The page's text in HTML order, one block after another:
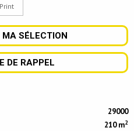
Print
SÉLECTION
DE RAPPEL
29000
210 m2